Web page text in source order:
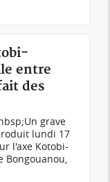
entre
des
grave
lundi 17
l'axe Kotobi-
Bongouanou,